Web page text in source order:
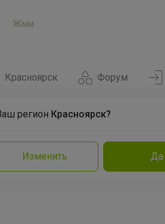
Жми
Форум
Красноярск
регион Красноярск?
Изменить Да
Команда